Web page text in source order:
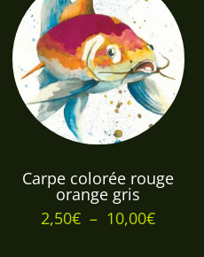
Carpe colorée rouge
orange gris
2,50€ – 10,00€Plage